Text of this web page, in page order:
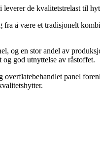
de kvalitetstrelast til
å være et tradisjonelt
og en stor andel av
god utnyttelse av råstoffet.
panel